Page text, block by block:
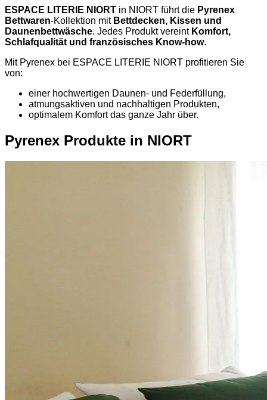
ESPACE LITERIE NIORT in NIORT führt die Pyrenex
Bettwaren-Kollektion mit Bettdecken, Kissen und
Daunenbettwäsche. Jedes Produkt vereint Komfort,
Schlafqualität und französisches Know-how.
Mit Pyrenex bei ESPACE LITERIE NIORT profitieren Sie
von:
einer hochwertigen Daunen- und Federfüllung,
atmungsaktiven und nachhaltigen Produkten,
optimalem Komfort das ganze Jahr über.
Pyrenex Produkte in NIORT